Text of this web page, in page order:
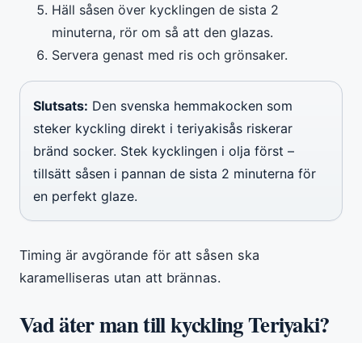
Häll såsen över kycklingen de sista 2
minuterna, rör om så att den glazas.
Servera genast med ris och grönsaker.
Slutsats: Den svenska hemmakocken som
steker kyckling direkt i teriyakisås riskerar
bränd socker. Stek kycklingen i olja först –
tillsätt såsen i pannan de sista 2 minuterna för
en perfekt glaze.
Timing är avgörande för att såsen ska
karamelliseras utan att brännas.
Vad äter man till kyckling Teriyaki?